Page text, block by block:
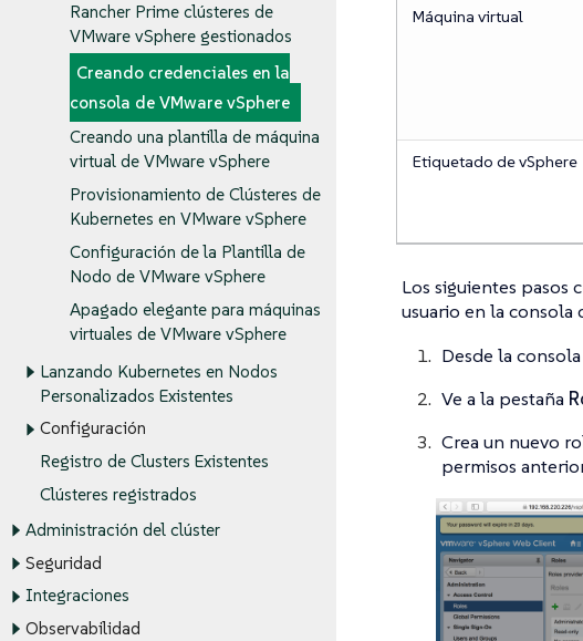
Rancher Prime clústeres de
VMware vSphere gestionados
Creando credenciales en la
consola de VMware vSphere
Creando una plantilla de máquina
virtual de VMware vSphere
Provisionamiento de Clústeres de
Kubernetes en VMware vSphere
Configuración de la Plantilla de
Nodo de VMware vSphere
Apagado elegante para máquinas
virtuales de VMware vSphere
Lanzando Kubernetes en Nodos
Personalizados Existentes
Configuración
Registro de Clusters Existentes
Clústeres registrados
Administración del clúster
Seguridad
Integraciones
Observabilidad
Máquina virtual
Etiquetado de vSphere
Los siguientes pasos
usuario en la consola
Desde la consola
Ve a la pestaña
Crea un nuevo
permisos